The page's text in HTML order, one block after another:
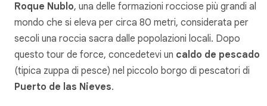
Roque Nublo, una delle formazioni rocciose più grandi al
mondo che si eleva per circa 80 metri, considerata per
secoli una roccia sacra dalle popolazioni locali. Dopo
questo tour de force, concedetevi un caldo de pescado
(tipica zuppa di pesce) nel piccolo borgo di pescatori di
Puerto de las Nieves.